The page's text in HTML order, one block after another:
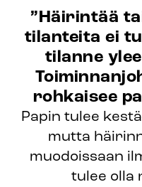
”Häirintää
tilanteita ei
tilanne
rohkaisee
Papin tulee
mutta
muodoissaan
tulee olla